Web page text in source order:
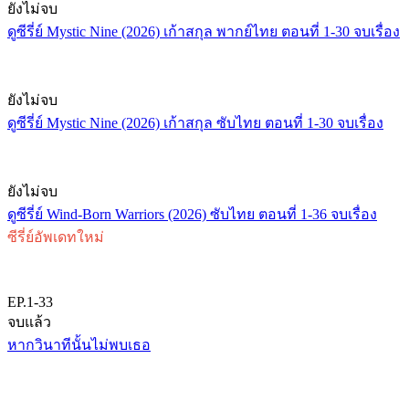
ยังไม่จบ
ดูซีรี่ย์ Mystic Nine (2026) เก้าสกุล พากย์ไทย ตอนที่ 1-30 จบเรื่อง
ยังไม่จบ
ดูซีรี่ย์ Mystic Nine (2026) เก้าสกุล ซับไทย ตอนที่ 1-30 จบเรื่อง
ยังไม่จบ
ดูซีรี่ย์ Wind-Born Warriors (2026) ซับไทย ตอนที่ 1-36 จบเรื่อง
ซีรี่ย์อัพเดทใหม่
EP.1-33
จบแล้ว
หากวินาทีนั้นไม่พบเธอ